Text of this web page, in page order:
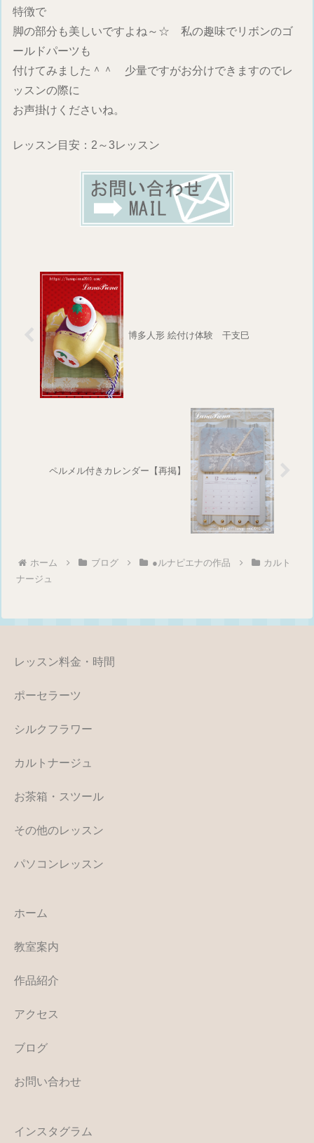
特徴で
脚の部分も美しいですよね～☆ 私の趣味でリボンのゴ
ールドパーツも
付けてみました＾＾ 少量ですがお分けできますのでレ
ッスンの際に
お声掛けくださいね。
レッスン目安：2～3レッスン
博多人形 絵付け体験 干支巳
ペルメル付きカレンダー【再掲】
ホーム ブログ ●ルナピエナの作品
カルト
ナージュ
レッスン料金・時間
ポーセラーツ
シルクフラワー
カルトナージュ
お茶箱・スツール
その他のレッスン
パソコンレッスン
ホーム
教室案内
作品紹介
アクセス
ブログ
お問い合わせ
インスタグラム